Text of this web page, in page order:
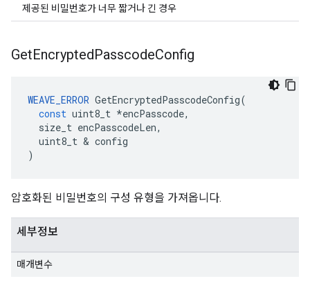
제공된 비밀번호가 너무 짧거나 긴 경우
GetEncryptedPasscodeConfig
WEAVE_ERROR GetEncryptedPasscodeConfig(
const uint8_t *encPasscode,
size_t encPasscodeLen,
uint8_t & config
)
암호화된 비밀번호의 구성 유형을 가져옵니다.
세부정보
매개변수